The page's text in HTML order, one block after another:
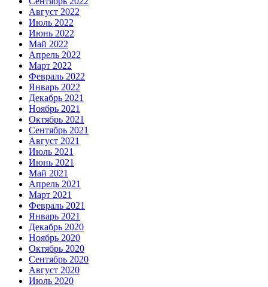
Август 2022
Июль 2022
Июнь 2022
Май 2022
Апрель 2022
Март 2022
Февраль 2022
Январь 2022
Декабрь 2021
Ноябрь 2021
Октябрь 2021
Сентябрь 2021
Август 2021
Июль 2021
Июнь 2021
Май 2021
Апрель 2021
Март 2021
Февраль 2021
Январь 2021
Декабрь 2020
Ноябрь 2020
Октябрь 2020
Сентябрь 2020
Август 2020
Июль 2020